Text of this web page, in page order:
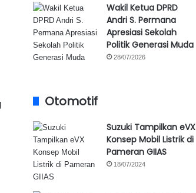
Wakil Ketua DPRD
Andri S. Permana
Apresiasi Sekolah
Politik Generasi Muda
28/07/2026
Otomotif
Suzuki Tampilkan eVX
Konsep Mobil Listrik di
Pameran GIIAS
18/07/2024